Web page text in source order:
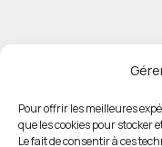
Pour offrir les meilleures
que les cookies pour stocker
Le fait de consentir à ces ©